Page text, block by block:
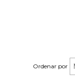
Ordenar por